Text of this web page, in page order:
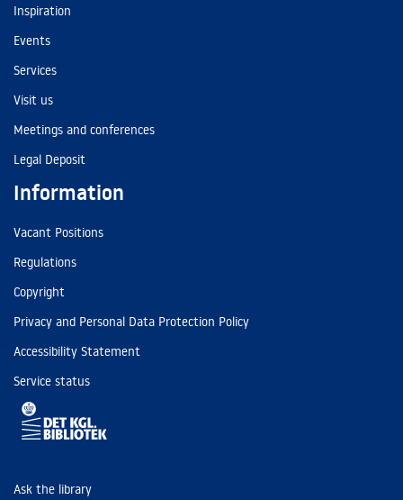
Inspiration
Events
Services
Visit us
Meetings and conferences
Legal Deposit
Information
Vacant Positions
Regulations
Copyright
Privacy and Personal Data Protection Policy
Accessibility Statement
Service status
Ask the library